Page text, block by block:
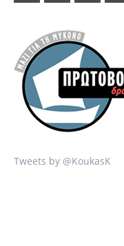
Tweets by @KoukasK